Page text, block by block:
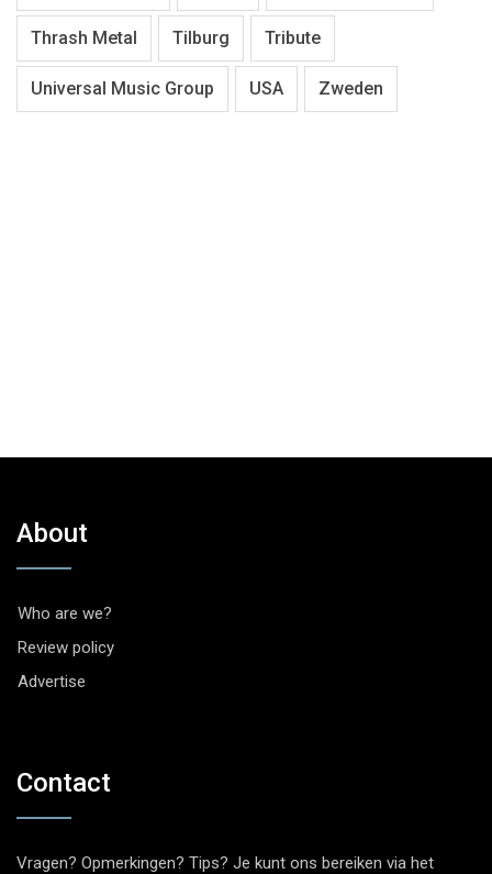
Thrash Metal Tilburg Tribute
Universal Music Group USA Zweden
About
Who are we?
Review policy
Advertise
Contact
Vragen? Opmerkingen? Tips? Je kunt ons bereiken via het